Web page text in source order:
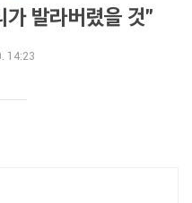
발라버렸을 것"
14:23